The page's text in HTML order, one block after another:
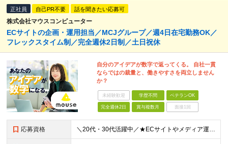
正社員 自己PR不要 話を聞きたい応募可
株式会社マウスコンピューター
ECサイトの企画・運用担当／MCJグループ／週4日在宅勤務OK／
フレックスタイム制／完全週休2日制／土日祝休
自分のアイデアが数字で返ってくる。 自社一貫
ならではの裁量と、働きやすさを両立しません
か？
未経験歓迎 学歴不問 ベテランOK
完全週休2日 賞与複数月 面接1回
応募資格 ＼20代・30代活躍中／★ECサイトやメディア運用の経験を活かせる★柔軟な働き方を実現したい方歓迎 【必須条件】 ◎HTML／CSSの基本知識 ◎Webサイトの更新経験 ◎オウンドメディア記事の運用